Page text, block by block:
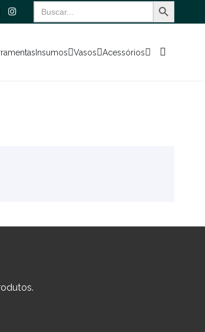
Search
for:
Insumos Vasos Acessórios